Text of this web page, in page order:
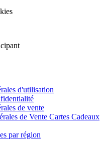
d'utilisation
de vente
de Vente Cartes Cadeaux
par région